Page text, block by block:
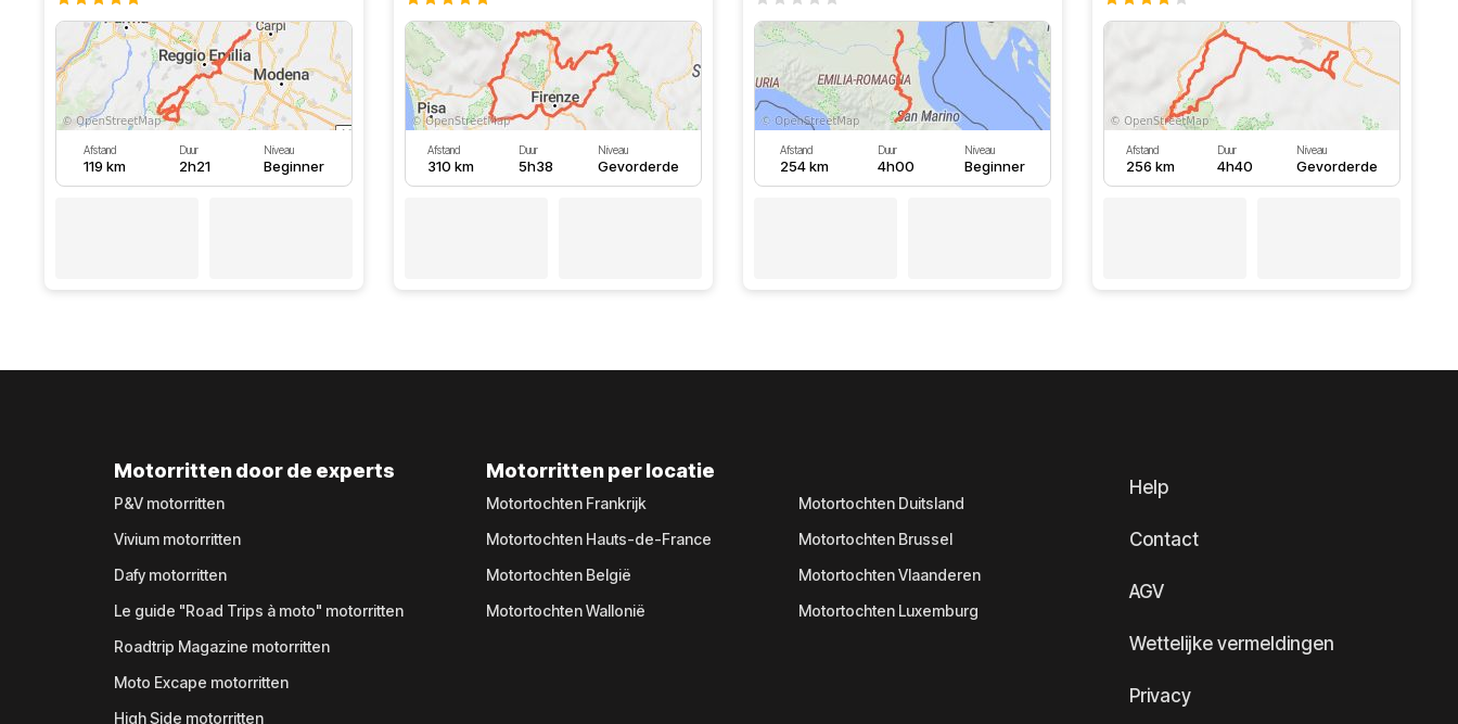
Afstand
119 km
Duur
2h21
Niveau
Beginner
Afstand
310 km
Duur
5h38
Niveau
Gevorderde
Afstand
254 km
Duur
4h00
Niveau
Beginner
Afstand
256 km
Duur
4h40
Niveau
Gevorderde
Motorritten door de experts
P&V motorritten
Vivium motorritten
Dafy motorritten
Le guide "Road Trips à moto" motorritten
Roadtrip Magazine motorritten
Moto Excape motorritten
High Side motorritten
Motorritten per locatie
Motortochten Frankrijk
Motortochten Hauts-de-France
Motortochten België
Motortochten Wallonië
Motortochten Duitsland
Motortochten Brussel
Motortochten Vlaanderen
Motortochten Luxemburg
Help
Contact
AGV
Wettelijke vermeldingen
Privacy